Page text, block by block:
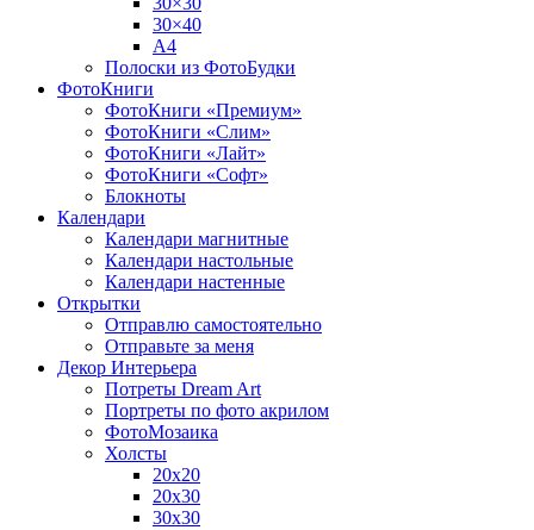
30×40
A4
Полоски из ФотоБудки
ФотоКниги
ФотоКниги «Премиум»
ФотоКниги «Слим»
ФотоКниги «Лайт»
ФотоКниги «Софт»
Блокноты
Календари
Календари магнитные
Календари настольные
Календари настенные
Открытки
Отправлю самостоятельно
Отправьте за меня
Декор Интерьера
Потреты Dream Art
Портреты по фото акрилом
ФотоМозаика
Холсты
20х20
20х30
30х30